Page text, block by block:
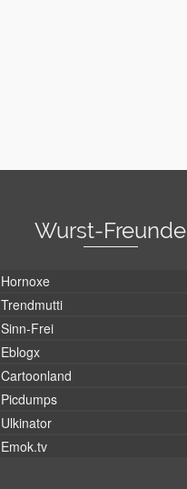
Wurst-Freunde
Hornoxe
Trendmutti
Sinn-Frei
Eblogx
Cartoonland
Picdumps
Ulkinator
Emok.tv